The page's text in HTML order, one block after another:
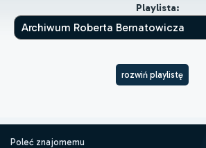
Playlista:
rozwiń playlistę
Poleć znajomemu